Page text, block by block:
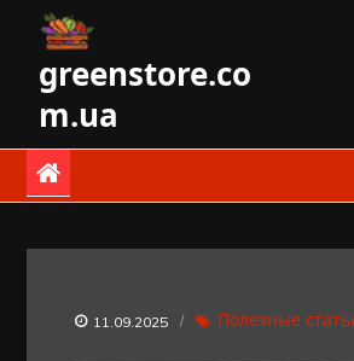
contentgreenstore.co
m.ua
11.09.2025 Полезные